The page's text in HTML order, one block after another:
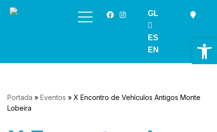
GL
ES
EN
Portada » Eventos » X Encontro de Vehículos Antigos Monte
Lobeira